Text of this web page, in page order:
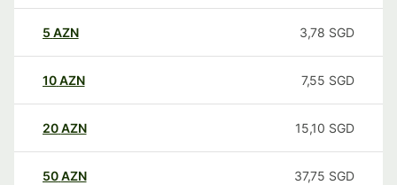
5 AZN 3,78 SGD
10AZN 7,55 SGD
20AZN 15,10 SGD
50AZN 37,75 SGD